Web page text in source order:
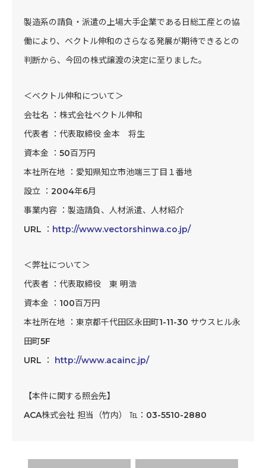
製造系の請負・派遣の上場大手企業である日総工産との協
働により、ベクトル伸和のさらなる発展が期待できるとの
判断から、今回の株式譲渡の決定に至りました。
＜ベクトル伸和について＞
会社名 ：株式会社ベクトル伸和
代表者 ：代表取締役 金本 将生
資本金 ：50百万円
本社所在地 ：愛知県知立市池端三丁目１番地
設立 ：2004年6月
事業内容 ：製造請負、人材派遣、人材紹介
URL ： http://www.vectorshinwa.co.jp/
＜弊社について＞
代表者 ：代表取締役 東 明浩
資本金 ：100百万円
本社所在地 ：東京都千代田区永田町1-11-30 サウスヒル永
田町5F
URL ： http://www.acainc.jp/
【本件に関する照会先】
ACA株式会社 担当（竹内） ℡：03-5510-2880